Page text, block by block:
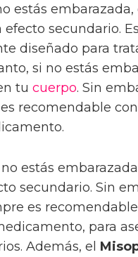
estás
secundario.
diseñado para
si no estás
tu cuerpo. Sin
recomendable
estás
secundario. Sin
es
para
Además, el